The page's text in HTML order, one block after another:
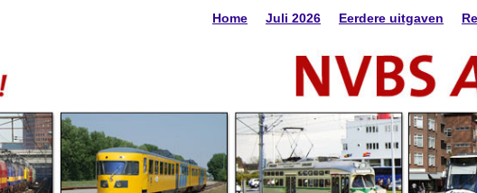
Home Juli 2026 Eerdere uitgaven